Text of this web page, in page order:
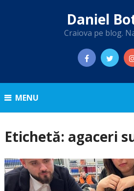
Daniel
Craiova pe blog.
MENU
Etichetă: agaceri